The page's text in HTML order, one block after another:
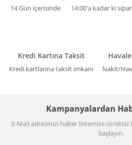
14 Gün içerisinde 14:00'a kadar ki
Kredi Kartına Taksit
Kredi kartlarına taksit imkanı Nakit/
Kampanyalardan
E-Mail adresinizi haber listemize
başlayın.